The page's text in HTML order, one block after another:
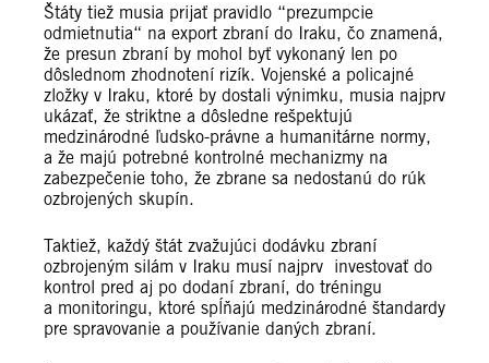
Štáty tiež musia prijať pravidlo “prezumpcie
odmietnutia“ na export zbraní do Iraku, čo znamená,
že presun zbraní by mohol byť vykonaný len po
dôslednom zhodnotení rizík. Vojenské a policajné
zložky v Iraku, ktoré by dostali výnimku, musia najprv
ukázať, že striktne a dôsledne rešpektujú
medzinárodné ľudsko-právne a humanitárne normy,
a že majú potrebné kontrolné mechanizmy na
zabezpečenie toho, že zbrane sa nedostanú do rúk
ozbrojených skupín.
Taktiež, každý štát zvažujúci dodávku zbraní
ozbrojeným silám v Iraku musí najprv investovať do
kontrol pred aj po dodaní zbraní, do tréningu
a monitoringu, ktoré spĺňajú medzinárodné štandardy
pre spravovanie a používanie daných zbraní.